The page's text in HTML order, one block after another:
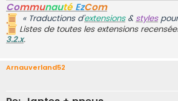
Communauté EzCom
« Traductions d’extensions& styles
Listes de toutes les extensions
3.2.x.
Arnauverland52